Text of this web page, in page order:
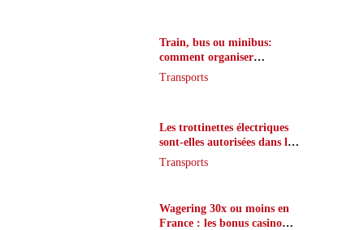
Train, bus ou minibus:
comment organiser
l’itinéraire en France
Transports
Les trottinettes électriques
sont-elles autorisées dans le
métro ?
Transports
Wagering 30x ou moins en
France : les bonus casino